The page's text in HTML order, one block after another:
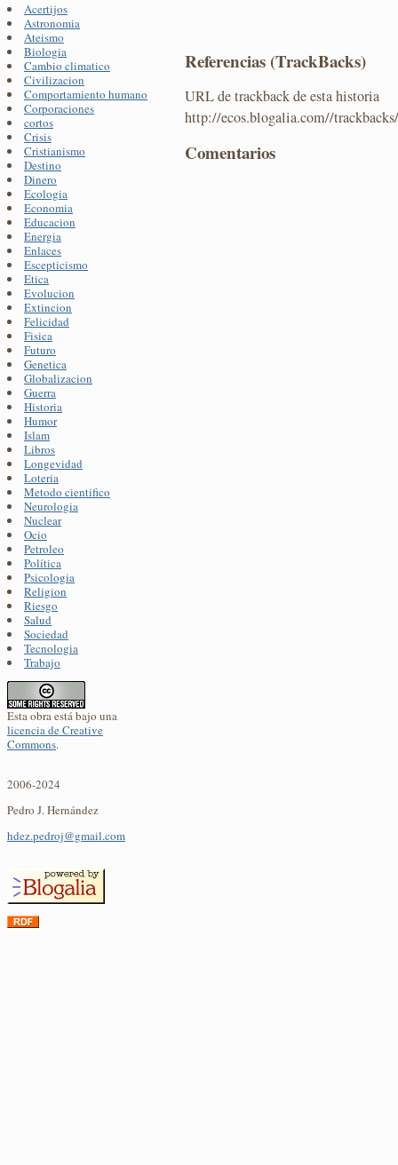
Acertijos
Astronomia
Ateismo
Biologia
Cambio climatico
Civilizacion
Comportamiento humano
Corporaciones
cortos
Crisis
Cristianismo
Destino
Dinero
Ecologia
Economia
Educacion
Energia
Enlaces
Escepticismo
Etica
Evolucion
Extincion
Felicidad
Fisica
Futuro
Genetica
Globalizacion
Guerra
Historia
Humor
Islam
Libros
Longevidad
Loteria
Metodo cientifico
Neurologia
Nuclear
Ocio
Petroleo
Política
Psicologia
Religion
Riesgo
Salud
Sociedad
Tecnologia
Trabajo
Esta obra está bajo una
licencia de Creative
Commons.
2006-2024
Pedro J. Hernández
hdez.pedroj@gmail.com
Referencias (TrackBacks)
URL de trackback de esta historia
http://ecos.blogalia.com//
Comentarios